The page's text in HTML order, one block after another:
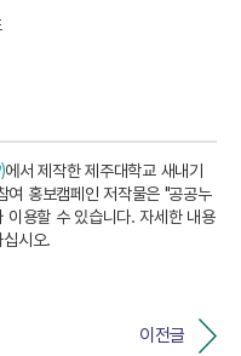
에서 제작한 제주대학교 새내기
여 홍보캠페인 저작물은 "공공누
이용할 수 있습니다. 자세한 내용
십시오.
이전글